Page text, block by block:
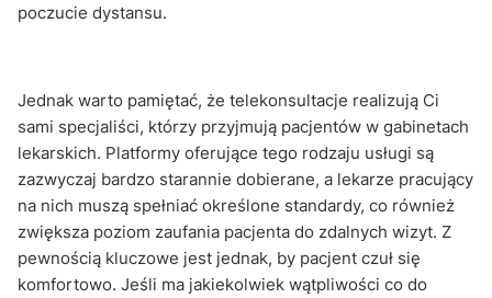
poczucie dystansu.
Jednak warto pamiętać, że telekonsultacje realizują Ci
sami specjaliści, którzy przyjmują pacjentów w gabinetach
lekarskich. Platformy oferujące tego rodzaju usługi są
zazwyczaj bardzo starannie dobierane, a lekarze pracujący
na nich muszą spełniać określone standardy, co również
zwiększa poziom zaufania pacjenta do zdalnych wizyt. Z
pewnością kluczowe jest jednak, by pacjent czuł się
komfortowo. Jeśli ma jakiekolwiek wątpliwości co do